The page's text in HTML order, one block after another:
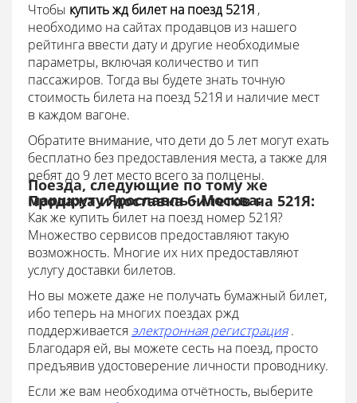
Чтобы купить жд билет на поезд 521Я ,
необходимо на сайтах продавцов из нашего
рейтинга ввести дату и другие необходимые
параметры, включая количество и тип
пассажиров. Тогда вы будете знать точную
стоимость билета на поезд 521Я и наличие мест
в каждом вагоне.
Обратите внимание, что дети до 5 лет могут ехать
бесплатно без предоставления места, а также для
ребят до 9 лет место всего за полцены.
Поезда, следующие по тому же
маршруту Ярославль - Москва:
Продажа и доставка билетов на 521Я:
Как же купить билет на поезд номер 521Я?
Множество сервисов предоставляют такую
возможность. Многие их них предоставляют
услугу доставки билетов.
Но вы можете даже не получать бумажный билет,
ибо теперь на многих поездах ржд
поддерживается электронная регистрация .
Благодаря ей, вы можете сесть на поезд, просто
предъявив удостоверение личности проводнику.
Если же вам необходима отчётность, выберите